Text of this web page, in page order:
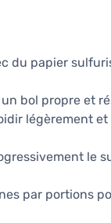
du papier
bol propre et
légèrement
le
par portions